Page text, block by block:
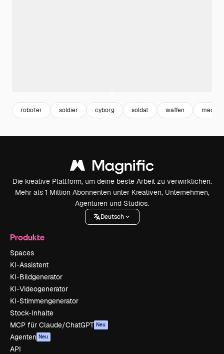
roboter soldier cyborg soldat waffen
Die kreative Plattform, um deine beste Arbeit zu verwirklichen.
Mehr als 1 Million Abonnenten unter Kreativen, Unternehmen,
Agenturen und Studios.
Deutsch
Produkte
Spaces
KI-Assistent
KI-Bildgenerator
KI-Videogenerator
KI-Stimmengenerator
Stock-Inhalte
MCP für Claude/ChatGPT Neu
Agenten Neu
API